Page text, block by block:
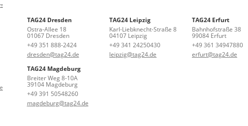
TAG24 Dresden
Ostra-Allee 18
01067 Dresden
+49 351 888-2424
dresden@tag24.de
TAG24 Leipzig
Karl-Liebknecht-Straße 8
04107 Leipzig
+49 341 24250430
leipzig@tag24.de
TAG24 Erfurt
Bahnhofstraße 38
99084 Erfurt
+49 361 34947880
erfurt@tag24.de
TAG24 Magdeburg
Breiter Weg 8-10A
39104 Magdeburg
+49 391 50548260
magdeburg@tag24.de